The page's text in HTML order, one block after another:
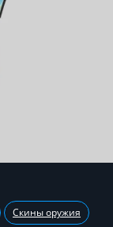
Скины оружия